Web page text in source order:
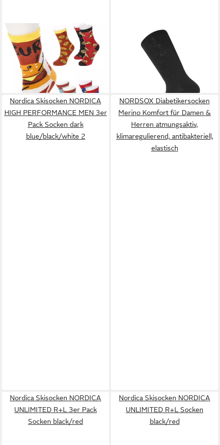
CEPEWA Socken
Damensocken Fastfood 4er
Pack 36-42 Polyester
Baumwolle Elasthan
9,95 €
NORDSOX Diabetikersocken
Viskose (aus Bambus
Zellstoff) Komfort für Damen
& Herren elastisch,
atmungsaktiv, antibakteriell,
wärmeregulierend
23,99 €
(5,25 €/ 1 Paar)
Nordica Skisocken NORDICA
HIGH PERFORMANCE MEN 3er
Pack Socken dark
blue/black/white 2
NORDSOX Diabetikersocken
Merino Komfort für Damen &
Herren atmungsaktiv,
klimaregulierend, antibakteriell,
elastisch
Nordica Skisocken NORDICA
UNLIMITED R+L 3er Pack
Socken black/red
Nordica Skisocken NORDICA
UNLIMITED R+L Socken
black/red